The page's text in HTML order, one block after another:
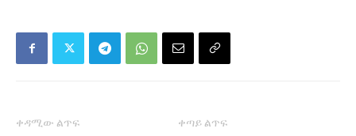
ቀዳሚው ልጥፍ ቀጣይ ልጥፍ